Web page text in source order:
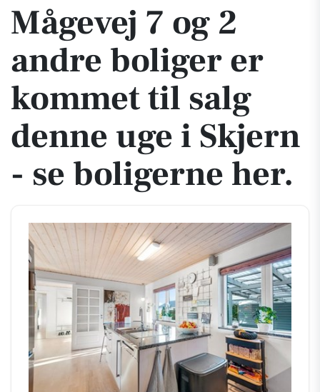
Mågevej 7 og 2
andre boliger er
kommet til salg
denne uge i Skjern
- se boligerne her.